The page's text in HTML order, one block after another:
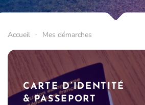
Accueil Mes démarches
CARTE D’IDENTITÉ
& PASSEPORT